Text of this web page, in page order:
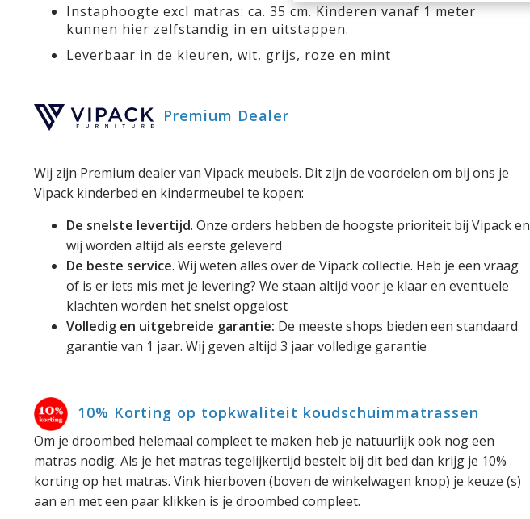
Instaphoogte excl matras: ca. 35 cm. Kinderen vanaf 1 meter
kunnen hier zelfstandig in en uitstappen.
Leverbaar in de kleuren, wit, grijs, roze en mint
Premium Dealer
Wij zijn Premium dealer van Vipack meubels. Dit zijn de voordelen om bij ons je
Vipack kinderbed en kindermeubel te kopen:
De snelste levertijd. Onze orders hebben de hoogste prioriteit bij Vipack en
wij worden altijd als eerste geleverd
De beste service. Wij weten alles over de Vipack collectie. Heb je een vraag
of is er iets mis met je levering? We staan altijd voor je klaar en eventuele
klachten worden het snelst opgelost
Volledig en uitgebreide garantie: De meeste shops bieden een standaard
garantie van 1 jaar. Wij geven altijd 3 jaar volledige garantie
10% Korting op topkwaliteit koudschuimmatrassen
Om je droombed helemaal compleet te maken heb je natuurlijk ook nog een
matras nodig. Als je het matras tegelijkertijd bestelt bij dit bed dan krijg je 10%
korting op het matras. Vink hierboven (boven de winkelwagen knop) je keuze (s)
aan en met een paar klikken is je droombed compleet.